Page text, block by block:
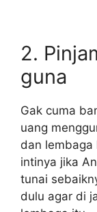
2.
guna
Gak cuma
uang
dan lembaga
intinya jika
tunai
dulu agar di